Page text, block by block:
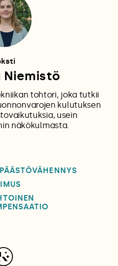
Niemistö
tohtori, joka tutkii
kulutuksen
usein
näkökulmasta.
PÄÄSTÖVÄHENNYS